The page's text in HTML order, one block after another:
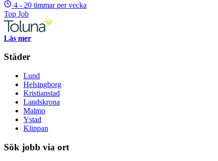
4 - 20 timmar per vecka
Top Job
Läs mer
Städer
Lund
Helsingborg
Kristianstad
Landskrona
Malmo
Ystad
Klippan
Sök jobb via ort